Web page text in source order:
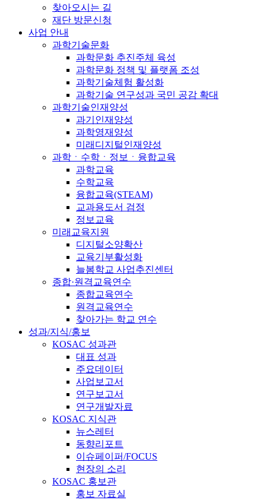
찾아오시는 길
재단 방문신청
사업 안내
과학기술문화
과학문화 추진주체 육성
과학문화 정책 및 플랫폼 조성
과학기술체험 활성화
과학기술 연구성과 국민 공감 확대
과학기술인재양성
과기인재양성
과학영재양성
미래디지털인재양성
과학ㆍ수학ㆍ정보ㆍ융합교육
과학교육
수학교육
융합교육(STEAM)
교과용도서 검정
정보교육
미래교육지원
디지털소양확산
교육기부활성화
늘봄학교 사업추진센터
종합·원격교육연수
종합교육연수
원격교육연수
찾아가는 학교 연수
성과/지식/홍보
KOSAC 성과관
대표 성과
주요데이터
사업보고서
연구보고서
연구개발자료
KOSAC 지식관
뉴스레터
동향리포트
이슈페이퍼/FOCUS
현장의 소리
KOSAC 홍보관
홍보 자료실